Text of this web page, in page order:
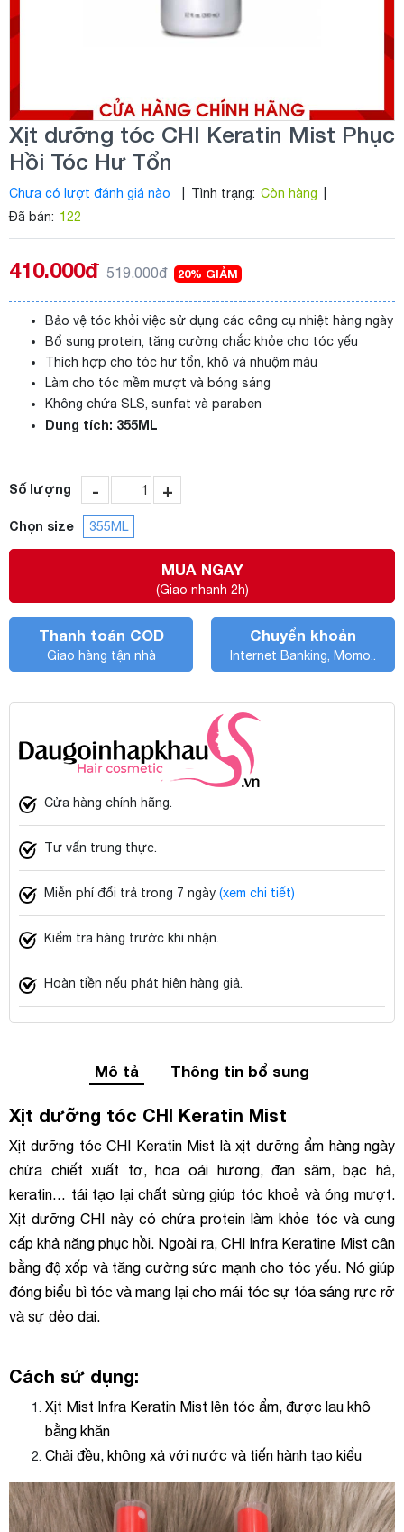
Xịt dưỡng tóc CHI Keratin Mist Phục
Hồi Tóc Hư Tổn
Chưa có lượt đánh giá nào Tình trạng: Còn hàng
Đã bán: 122
410.000đ 519.000đ 20% GIẢM
Bảo vệ tóc khỏi việc sử dụng các công cụ nhiệt hàng ngày
Bổ sung protein, tăng cường chắc khỏe cho tóc yếu
Thích hợp cho tóc hư tổn, khô và nhuộm màu
Làm cho tóc mềm mượt và bóng sáng
Không chứa SLS, sunfat và paraben
Dung tích: 355ML
Số lượng - +
Chọn size 355ML
MUA NGAY
(Giao nhanh 2h)
Thanh toán COD
Giao hàng tận nhà
Chuyển khoản
Internet Banking, Momo..
Cửa hàng chính hãng.
Tư vấn trung thực.
Miễn phí đổi trả trong 7 ngày (xem chi tiết)
Kiểm tra hàng trước khi nhận.
Hoàn tiền nếu phát hiện hàng giả.
Mô tả Thông tin bổ sung
Xịt dưỡng tóc CHI Keratin Mist
Xịt dưỡng tóc CHI Keratin Mist là xịt dưỡng ẩm hàng ngày
chứa chiết xuất tơ, hoa oải hương, đan sâm, bạc hà,
keratin… tái tạo lại chất sừng giúp tóc khoẻ và óng mượt.
Xịt dưỡng CHI này có chứa protein làm khỏe tóc và cung
cấp khả năng phục hồi. Ngoài ra, CHI Infra Keratine Mist cân
bằng độ xốp và tăng cường sức mạnh cho tóc yếu. Nó giúp
đóng biểu bì tóc và mang lại cho mái tóc sự tỏa sáng rực rỡ
và sự dẻo dai.
Cách sử dụng:
Xịt Mist Infra Keratin Mist lên tóc ẩm, được lau khô
bằng khăn
Chải đều, không xả với nước và tiến hành tạo kiểu